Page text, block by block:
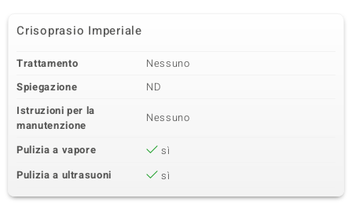
Crisoprasio Imperiale
Trattamento
Nessuno
Spiegazione
ND
Istruzioni per la
manutenzione
Nessuno
Pulizia a vapore
sì
Pulizia a ultrasuoni
sì